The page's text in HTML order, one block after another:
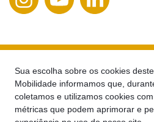
Sua escolha sobre os cookies
Mobilidade informamos que,
coletamos e utilizamos cookies
métricas que podem aprimorar e